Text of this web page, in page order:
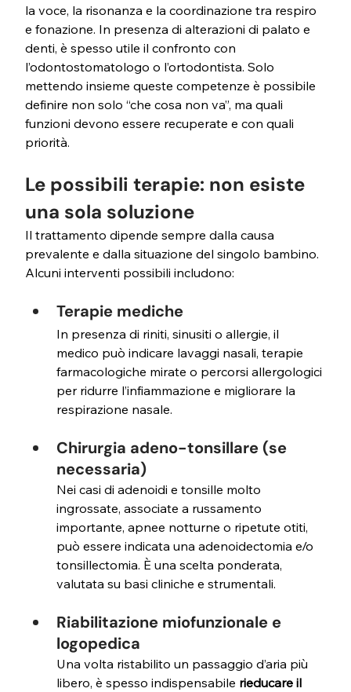
la voce, la risonanza e la coordinazione tra respiro
e fonazione. In presenza di alterazioni di palato e
denti, è spesso utile il confronto con
l’odontostomatologo o l’ortodontista. Solo
mettendo insieme queste competenze è possibile
definire non solo “che cosa non va”, ma quali
funzioni devono essere recuperate e con quali
priorità.
Le possibili terapie: non esiste
una sola soluzione
Il trattamento dipende sempre dalla causa
prevalente e dalla situazione del singolo bambino.
Alcuni interventi possibili includono:
Terapie mediche
In presenza di riniti, sinusiti o allergie, il
medico può indicare lavaggi nasali, terapie
farmacologiche mirate o percorsi allergologici
per ridurre l’infiammazione e migliorare la
respirazione nasale.
Chirurgia adeno-tonsillare (se
necessaria)
Nei casi di adenoidi e tonsille molto
ingrossate, associate a russamento
importante, apnee notturne o ripetute otiti,
può essere indicata una adenoidectomia e/o
tonsillectomia. È una scelta ponderata,
valutata su basi cliniche e strumentali.
Riabilitazione miofunzionale e
logopedica
Una volta ristabilito un passaggio d’aria più
libero, è spesso indispensabile rieducare il